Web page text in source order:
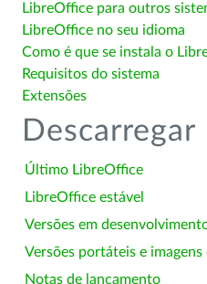
LibreOffice para outros
LibreOffice no seu idioma
Como é que se instala o
Requisitos do sistema
Extensões
Descarregar
Último LibreOffice
LibreOffice estável
Versões em
Versões portáteis e
Notas de lançamento